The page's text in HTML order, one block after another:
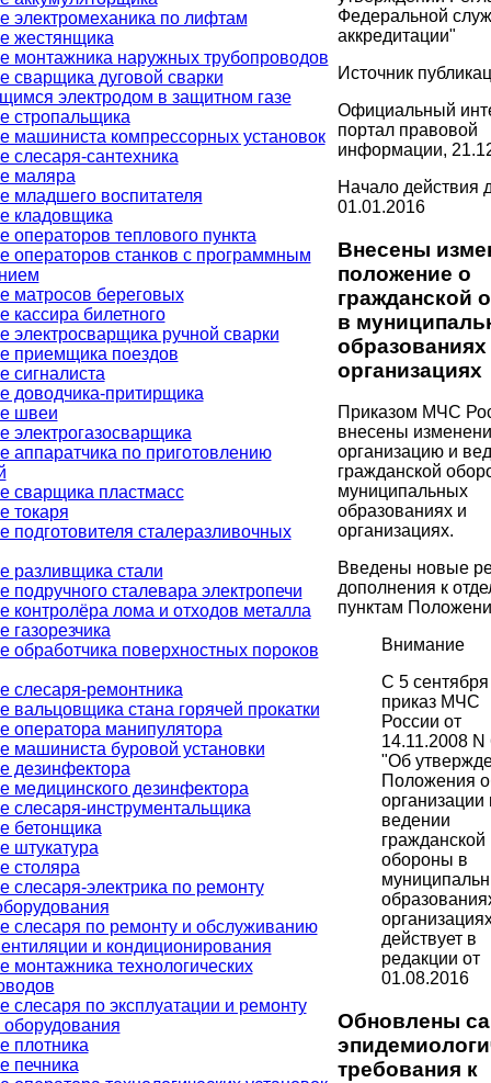
электромеханика по лифтам
жестянщика
монтажника наружных трубопроводов
сварщика дуговой сварки
электродом в защитном газе
стропальщика
машиниста компрессорных установок
слесаря-сантехника
маляра
младшего воспитателя
кладовщика
операторов теплового пункта
операторов станков с программным
матросов береговых
кассира билетного
электросварщика ручной сварки
приемщика поездов
сигналиста
доводчика-притирщика
швеи
электрогазосварщика
аппаратчика по приготовлению
сварщика пластмасс
токаря
подготовителя сталеразливочных
разливщика стали
подручного сталевара электропечи
контролёра лома и отходов металла
газорезчика
обработчика поверхностных пороков
слесаря-ремонтника
вальцовщика стана горячей прокатки
оператора манипулятора
машиниста буровой установки
дезинфектора
медицинского дезинфектора
слесаря-инструментальщика
бетонщика
штукатура
столяра
слесаря-электрика по ремонту
слесаря по ремонту и обслуживанию
и кондиционирования
монтажника технологических
слесаря по эксплуатации и ремонту
оборудования
плотника
печника
Федеральной
аккредитации"
Источник
Официальный
портал правовой
информации,
Начало действия
01.01.2016
Внесены
положение о
гражданской
в
образованиях
организациях
Приказом МЧС
внесены
организацию и
гражданской
муниципальных
образованиях и
организациях.
Введены новые
дополнения к
пунктам
Внимание
С 5
приказ МЧС
России от
14.11.2008 N
"Об
Положения
организации
ведении
гражданской
обороны в
действует в
редакции от
01.08.2016
Обновлены
требования к